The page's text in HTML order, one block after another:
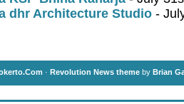
dhr Architecture Studio -
· Revolution News theme by Brian